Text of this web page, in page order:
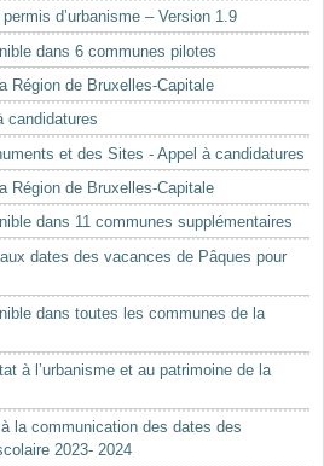
d’urbanisme – Version 1.9
dans 6 communes pilotes
Région de Bruxelles-Capitale
candidatures
et des Sites - Appel à candidatures
Région de Bruxelles-Capitale
dans 11 communes supplémentaires
dates des vacances de Pâques pour
dans toutes les communes de la
à l’urbanisme et au patrimoine de la
la communication des dates des
2023- 2024